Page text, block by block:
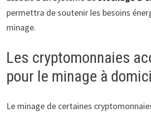
permettra de soutenir les besoins
minage.
Les cryptomonnaies
pour le minage à
Le minage de certaines